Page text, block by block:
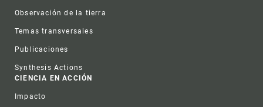
Observación de la tierra
Temas transversales
Publicaciones
Synthesis Actions
CIENCIA EN ACCIÓN
Impacto